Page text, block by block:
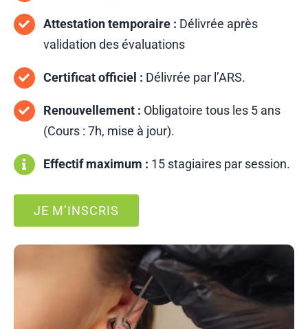
Attestation temporaire : Délivrée après
validation des évaluations
Certificat officiel : Délivrée par l’ARS.
Renouvellement : Obligatoire tous les 5 ans
(Cours : 7h, mise à jour).
Effectif maximum : 15 stagiaires par session.
JE M’INSCRIS